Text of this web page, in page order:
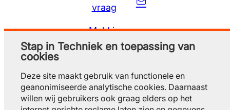
vraag
Meld je
gratis aan
Stap in Techniek en toepassing van
cookies
Deze site maakt gebruik van functionele en
geanonimiseerde analytische cookies. Daarnaast
willen wij gebruikers ook graag elders op het